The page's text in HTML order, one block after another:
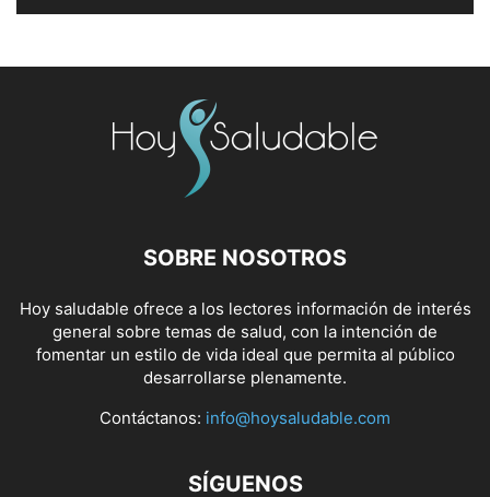
SOBRE NOSOTROS
Hoy saludable ofrece a los lectores información de interés
general sobre temas de salud, con la intención de
fomentar un estilo de vida ideal que permita al público
desarrollarse plenamente.
Contáctanos: info@hoysaludable.com
SÍGUENOS